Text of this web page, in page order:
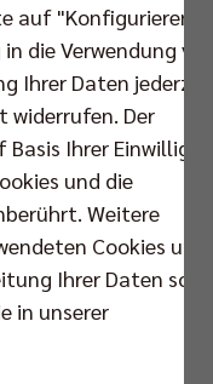
Schmeling-
auf "Konfigurieren".
die Verwendung
Ihrer Daten
Der
Ihrer
und die
Weitere
Cookies und
Ihrer Daten
in unserer